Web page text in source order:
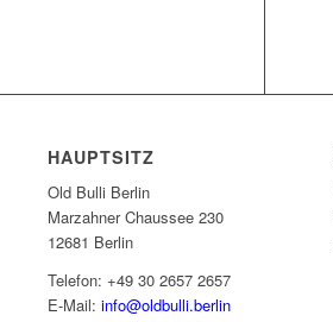
HAUPTSITZ
Old Bulli Berlin
Marzahner Chaussee 230
12681 Berlin
Telefon: +49 30 2657 2657
E-Mail:info@oldbulli.berlin